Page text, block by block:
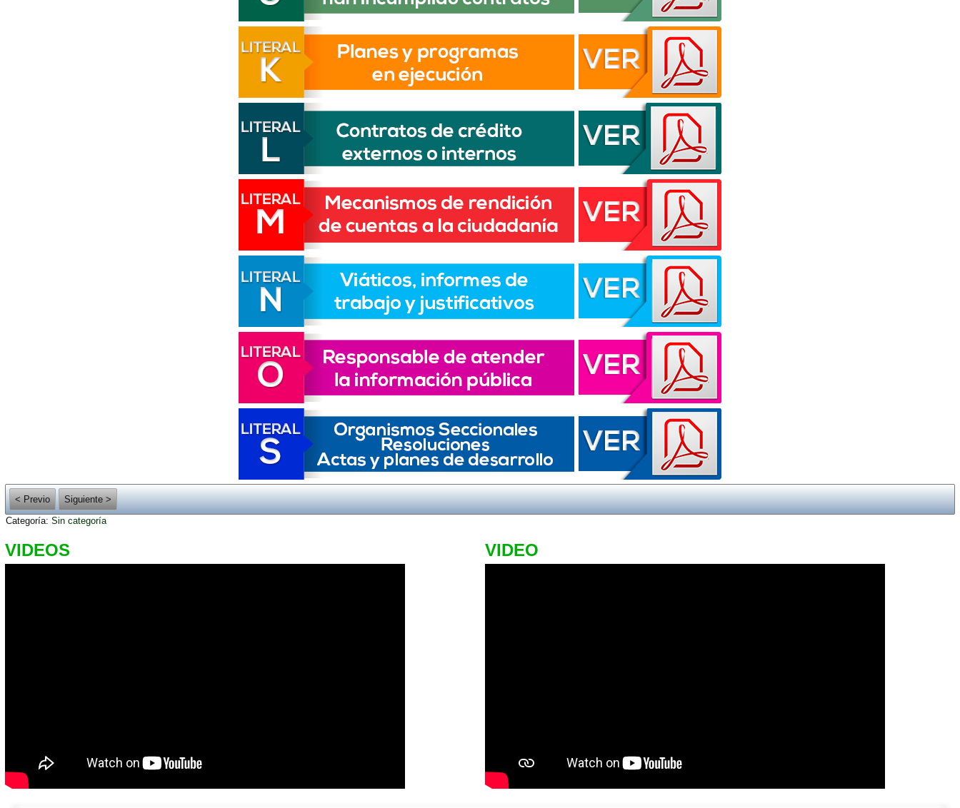
< Previo
Siguiente >
Categoría: Sin categoría
VIDEOS VIDEO